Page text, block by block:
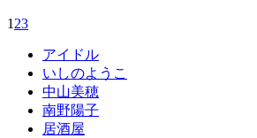
1 23
アイドル
いしのようこ
中山美穂
南野陽子
居酒屋